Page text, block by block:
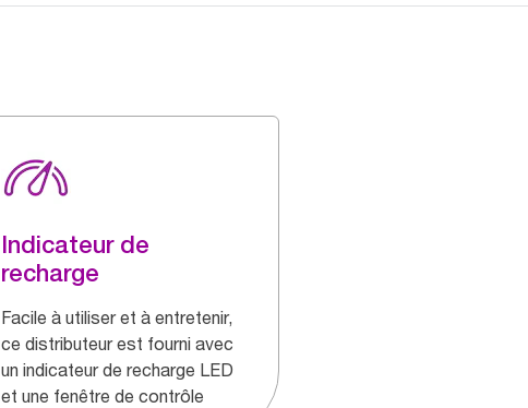
Indicateur de
recharge
Facile à utiliser et à entretenir,
ce distributeur est fourni avec
un indicateur de recharge LED
et une fenêtre de contrôle